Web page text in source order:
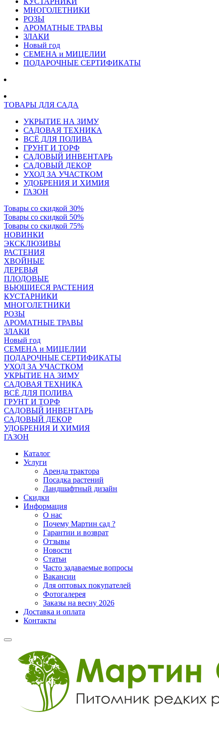
МНОГОЛЕТНИКИ
РОЗЫ
АРОМАТНЫЕ ТРАВЫ
ЗЛАКИ
Новый год
СЕМЕНА и МИЦЕЛИИ
ПОДАРОЧНЫЕ СЕРТИФИКАТЫ
ТОВАРЫ ДЛЯ САДА
УКРЫТИЕ НА ЗИМУ
САДОВАЯ ТЕХНИКА
ВСЁ ДЛЯ ПОЛИВА
ГРУНТ И ТОРФ
САДОВЫЙ ИНВЕНТАРЬ
САДОВЫЙ ДЕКОР
УХОД ЗА УЧАСТКОМ
УДОБРЕНИЯ И ХИМИЯ
ГАЗОН
Товары со скидкой 30%
Товары со скидкой 50%
Товары со скидкой 75%
НОВИНКИ
ЭКСКЛЮЗИВЫ
РАСТЕНИЯ
ХВОЙНЫЕ
ДЕРЕВЬЯ
ПЛОДОВЫЕ
ВЬЮЩИЕСЯ РАСТЕНИЯ
КУСТАРНИКИ
МНОГОЛЕТНИКИ
РОЗЫ
АРОМАТНЫЕ ТРАВЫ
ЗЛАКИ
Новый год
СЕМЕНА и МИЦЕЛИИ
ПОДАРОЧНЫЕ СЕРТИФИКАТЫ
УХОД ЗА УЧАСТКОМ
УКРЫТИЕ НА ЗИМУ
САДОВАЯ ТЕХНИКА
ВСЁ ДЛЯ ПОЛИВА
ГРУНТ И ТОРФ
САДОВЫЙ ИНВЕНТАРЬ
САДОВЫЙ ДЕКОР
УДОБРЕНИЯ И ХИМИЯ
ГАЗОН
Каталог
Услуги
Аренда трактора
Посадка растений
Ландшафтный дизайн
Скидки
Информация
О нас
Почему Мартин сад ?
Гарантии и возврат
Отзывы
Новости
Статьи
Часто задаваемые вопросы
Вакансии
Для оптовых покупателей
Фотогалерея
Заказы на весну 2026
Доставка и оплата
Контакты